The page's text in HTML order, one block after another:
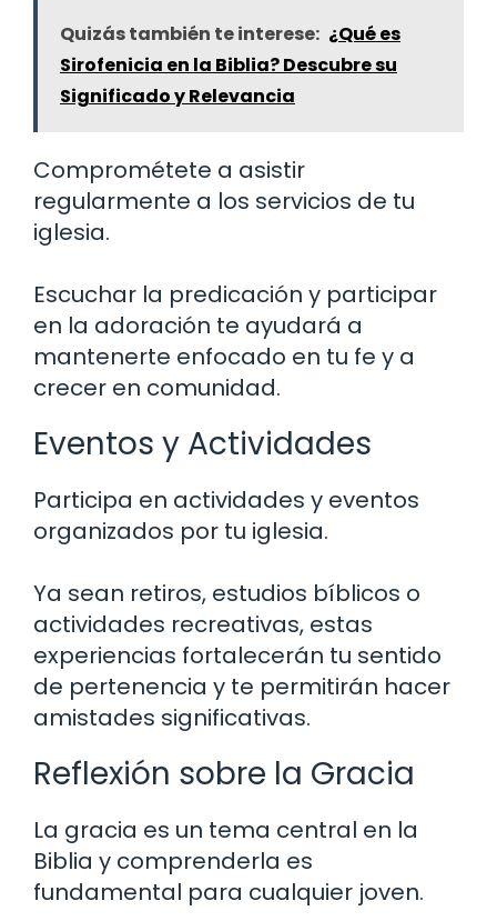
Quizás también te interese: ¿Qué es
Sirofenicia en la Biblia? Descubre su
Significado y Relevancia
Comprométete a asistir
regularmente a los servicios de tu
iglesia.
Escuchar la predicación y participar
en la adoración te ayudará a
mantenerte enfocado en tu fe y a
crecer en comunidad.
Eventos y Actividades
Participa en actividades y eventos
organizados por tu iglesia.
Ya sean retiros, estudios bíblicos o
actividades recreativas, estas
experiencias fortalecerán tu sentido
de pertenencia y te permitirán hacer
amistades significativas.
Reflexión sobre la Gracia
La gracia es un tema central en la
Biblia y comprenderla es
fundamental para cualquier joven.